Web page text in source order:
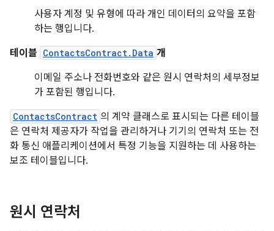
사용자 계정 및 유형에 따라 개인 데이터의 요약을 포함
하는 행입니다.
테이블 ContactsContract.Data 개
이메일 주소나 전화번호와 같은 원시 연락처의 세부정보
가 포함된 행입니다.
ContactsContract 의 계약 클래스로 표시되는 다른 테이블
은 연락처 제공자가 작업을 관리하거나 기기의 연락처 또는 전
화 통신 애플리케이션에서 특정 기능을 지원하는 데 사용하는
보조 테이블입니다.
원시 연락처